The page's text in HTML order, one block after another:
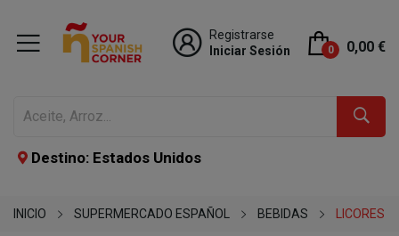
Registrarse
Iniciar Sesión
0 0,00 €
Destino: Estados Unidos
INICIO SUPERMERCADO ESPAÑOL BEBIDAS LICORES